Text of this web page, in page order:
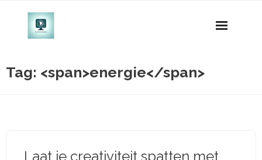
Tag: <span>energie</span>
Laat je creativiteit spatten met